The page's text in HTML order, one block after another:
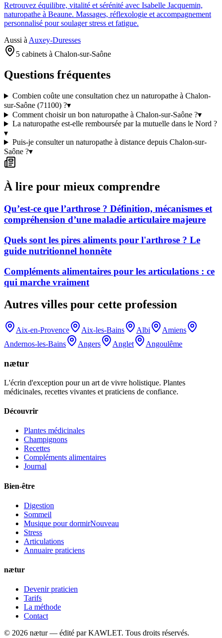
Retrouvez équilibre, vitalité et sérénité avec Isabelle Jacquemin,
naturopathe à Beaune. Massages, réflexologie et accompagnement
personnalisé pour soulager stress et fatigue.
Aussi à Auxey-Duresses
5 cabinets à Chalon-sur-Saône
Questions fréquentes
Combien coûte une consultation chez un naturopathe à Chalon-
sur-Saône (71100) ?▾
Comment choisir un bon naturopathe à Chalon-sur-Saône ?▾
La naturopathe est-elle remboursée par la mutuelle dans le Nord ?
▾
Puis-je consulter un naturopathe à distance depuis Chalon-sur-
Saône ?▾
À lire pour mieux comprendre
Qu’est-ce que l’arthrose ? Définition, mécanismes et
compréhension d’une maladie articulaire majeure
Quels sont les pires aliments pour l'arthrose ? Le
guide nutritionnel honnête
Compléments alimentaires pour les articulations : ce
qui marche vraiment
Autres villes pour cette profession
Aix-en-Provence Aix-les-Bains Albi
Amiens
Andernos-les-Bains
Angers Anglet Angoulême
nætur
L'écrin d'exception pour un art de vivre holistique. Plantes
médicinales, recettes vivantes et praticiens de confiance.
Découvrir
Plantes médicinales
Champignons
Recettes
Compléments alimentaires
Journal
Bien-être
Digestion
Sommeil
Musique pour dormirNouveau
Stress
Articulations
Annuaire praticiens
nætur
Devenir praticien
Tarifs
La méthode
Contact
© 2026 nætur — édité par KAWLET. Tous droits réservés.